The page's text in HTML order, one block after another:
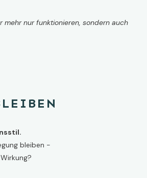
mehr nur funktionieren, sondern auch
bleiben -